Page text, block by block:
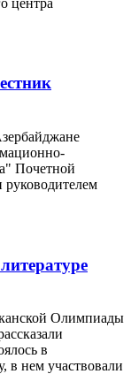
Почетной
Олимпиады
в
в нем участвовали